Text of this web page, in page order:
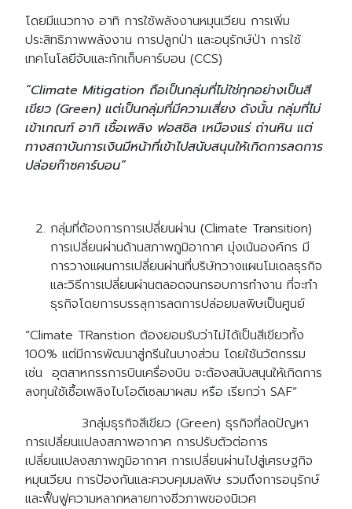
Search
for: Search
โดยมีแนวทาง อาทิ การใช้พลังงานหมุนเวียน การเพิ่ม
ประสิทธิภาพพลังงาน การปลูกป่า และอนุรักษ์ป่า การใช้
เทคโนโลยีจับและกักเก็บคาร์บอน (CCS)
“Climate Mitigation ถือเป็นกลุ่มที่ไม่ใช่ทุกอย่างเป็นสี
เขียว (Green) แต่เป็นกลุ่มที่มีความเสี่ยง ดังนั้น กลุ่มที่ไม่
เข้าเกณฑ์ อาทิ เชื้อเพลิง ฟอสซิล เหมืองแร่ ถ่านหิน แต่
ทางสถาบันการเงินมีหน้าที่เข้าไปสนับสนุนให้เกิดการลดการ
ปล่อยก๊าซคาร์บอน”
กลุ่มที่ต้องการการเปลี่ยนผ่าน (Climate Transition)
การเปลี่ยนผ่านด้านสภาพภูมิอากาศ มุ่งเน้นองค์กร มี
การวางแผนการเปลี่ยนผ่านที่บริษัทวางแผนโมเดลธุรกิจ
และวิธีการเปลี่ยนผ่านตลอดจนกรอบการทำงาน ที่จะทำ
ธุรกิจโดยการบรรลุการลดการปล่อยมลพิษเป็นศูนย์
“Climate TRanstion ต้องยอมรับว่าไม่ได้เป็นสีเขียวทั้ง
100% แต่มีการพัฒนาสู่กรีนในบางส่วน โดยใช้นวัตกรรม
เช่น อุตสาหกรรการบินเครื่องบิน จะต้องสนับสนุนให้เกิดการ
ลงทุนใช้เชื้อเพลิงไบโอดีเซลมาผสม หรือ เรียกว่า SAF”
3กลุ่มธุรกิจสีเขียว (Green) ธุรกิจที่ลดปัญหา
การเปลี่ยนแปลงสภาพอากาศ การปรับตัวต่อการ
เปลี่ยนแปลงสภาพภูมิอากาศ การเปลี่ยนผ่านไปสู่เศรษฐกิจ
หมุนเวียน การป้องกันและควบคุมมลพิษ รวมถึงการอนุรักษ์
และฟื้นฟูความหลากหลายทางชีวภาพของนิเวศ